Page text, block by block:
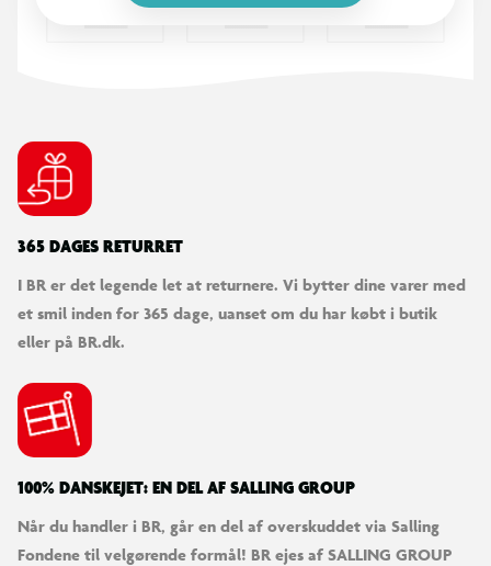
365 DAGES RETURRET
I BR er det legende let at returnere. Vi bytter dine varer med
et smil inden for 365 dage, uanset om du har købt i butik
eller på BR.dk.
100% DANSKEJET: EN DEL AF SALLING GROUP
Når du handler i BR, går en del af overskuddet via Salling
Fondene til velgørende formål! BR ejes af SALLING GROUP